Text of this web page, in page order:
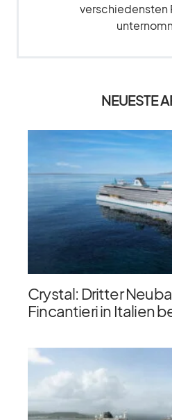
verschiedensten
NEUESTE
Crystal: Dritter
Fincantieri in Italien